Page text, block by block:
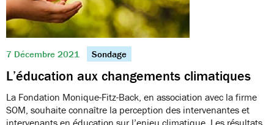
7 Décembre 2021 Sondage
L’éducation aux changements climatiques
La Fondation Monique-Fitz-Back, en association avec la firme
SOM, souhaite connaître la perception des intervenantes et
intervenants en éducation sur l’enjeu climatique. Les résultats